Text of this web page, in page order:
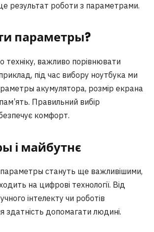
результат роботи з параметрами.
параметры?
техніку, важливо порівнювати
під час вибору ноутбука ми
акумулятора, розмір екрана
Правильний вибір
комфорт.
і майбутнє
стануть ще важливішими,
на цифрові технології. Від
інтелекту чи роботів
здатність допомагати людині.